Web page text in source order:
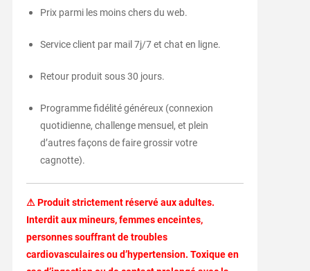
Prix parmi les moins chers du web.
Service client par mail 7j/7 et chat en ligne.
Retour produit sous 30 jours.
Programme fidélité généreux (connexion
quotidienne, challenge mensuel, et plein
d’autres façons de faire grossir votre
cagnotte).
⚠ Produit strictement réservé aux adultes.
Interdit aux mineurs, femmes enceintes,
personnes souffrant de troubles
cardiovasculaires ou d’hypertension. Toxique en